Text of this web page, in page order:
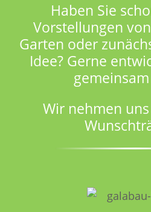
Haben Sie
Vorstellungen
Garten oder
Idee? Gerne
Wir nehmen